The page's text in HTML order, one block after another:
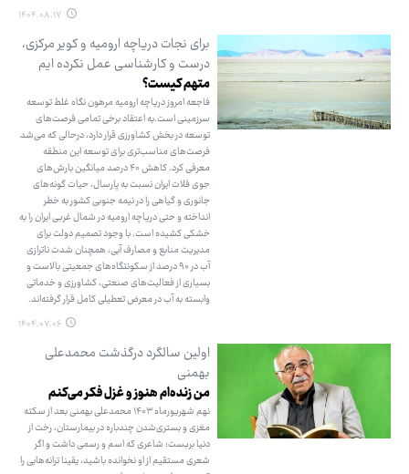
۱۴۰۴.۰۸.۱۷
برای نجات دریاچه ارومیه و کویر مرکزی،
درست و کارشناسی عمل نکرده ‌ایم
متهم کیست؟
فاجعه امروز دریاچه ارومیه مرهون نگاه غلط توسعه
سرزمینی است.به اعتقاد برخی تمامی فرصت‌های
توسعه در بخش کشاورزی قرار دارد، درحالی که می‌شد
فرصت‌های مناسب‌تری برای توسعه این منطقه
معرفی کرد. کاهش ۴۰ درصد میانگین بارش‌های
جوی فلات ایران نسبت به پارسال، حیات گونه‌های
جانوری و گیاهی را در نیمه جنوبی کشور به خطر
انداخته و حتی دریاچه ارومیه در شمال غربی ایران را به
خشکی کشیده است. با وجود تصمیم دولت برای
مدیریت منابع و مصارف آبی، همچنان شدت ناترازی
آب در ۹۰ درصد از سکونتگاه‌های جمعیتی بالاست و
بسیاری از فعالیت‌های صنعتی، کشاورزی و خدماتی
وابسته به آب در معرض تعطیلی کامل قرار گرفته‌اند.
۱۴۰۴.۰۷.۰۶
اولین سالگرد درگذشت محمدعلی
بهمنی
من زنده‌ام هنوز و غزل فکر می‌کنم
نهم شهریورماه ۱۴۰۳ محمدعلی بهمنی بعد از سکته
مغزی و بستری‌شدن چندباره در بیمارستان، رخت از
دنیا بربست؛ شاعری که اسم و رسمی داشت و اگر
شعری مستقیم از او نخوانده باشید، یقینا ترانه‌هایی را